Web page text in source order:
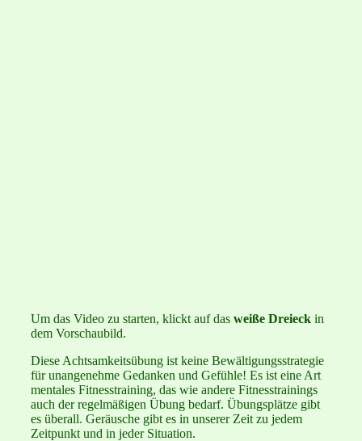
Um das Video zu starten, klickt auf das weiße Dreieck in
dem Vorschaubild.
Diese Achtsamkeitsübung ist keine Bewältigungsstrategie
für unangenehme Gedanken und Gefühle! Es ist eine Art
mentales Fitnesstraining, das wie andere Fitnesstrainings
auch der regelmäßigen Übung bedarf. Übungsplätze gibt
es überall. Geräusche gibt es in unserer Zeit zu jedem
Zeitpunkt und in jeder Situation.